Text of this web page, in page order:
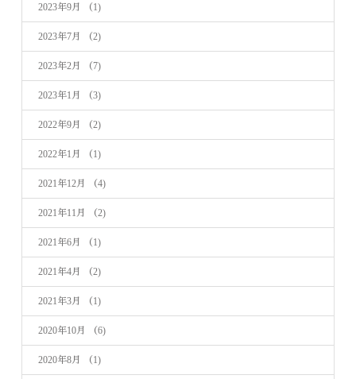
2023年9月 （1)
2023年7月 （2)
2023年2月 （7)
2023年1月 （3)
2022年9月 （2)
2022年1月 （1)
2021年12月 （4)
2021年11月 （2)
2021年6月 （1)
2021年4月 （2)
2021年3月 （1)
2020年10月 （6)
2020年8月 （1)